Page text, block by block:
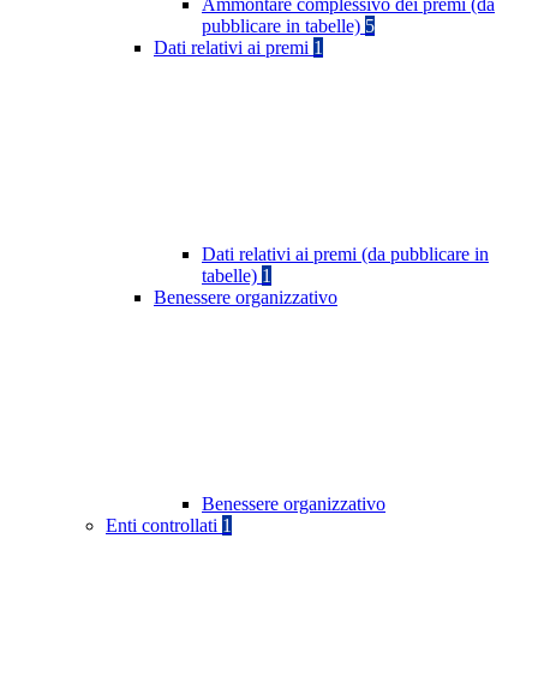
Ammontare complessivo dei premi (da
pubblicare in tabelle) 5
Dati relativi ai premi 1
Dati relativi ai premi (da pubblicare in
tabelle) 1
Benessere organizzativo
Benessere organizzativo
Enti controllati 1